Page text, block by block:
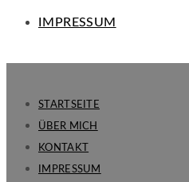
IMPRESSUM
STARTSEITE
ÜBER MICH
KONTAKT
IMPRESSUM